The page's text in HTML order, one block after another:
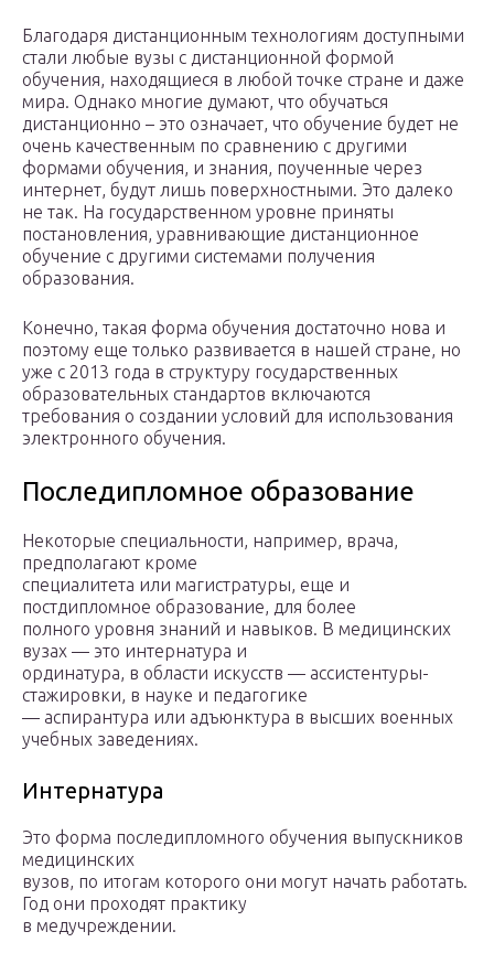
Благодаря дистанционным технологиям доступными
стали любые вузы с дистанционной формой
обучения, находящиеся в любой точке стране и даже
мира. Однако многие думают, что обучаться
дистанционно – это означает, что обучение будет не
очень качественным по сравнению с другими
формами обучения, и знания, поученные через
интернет, будут лишь поверхностными. Это далеко
не так. На государственном уровне приняты
постановления, уравнивающие дистанционное
обучение с другими системами получения
образования.
Конечно, такая форма обучения достаточно нова и
поэтому еще только развивается в нашей стране, но
уже с 2013 года в структуру государственных
образовательных стандартов включаются
требования о создании условий для использования
электронного обучения.
Последипломное образование
Некоторые специальности, например, врача,
предполагают кроме
специалитета или магистратуры, еще и
постдипломное образование, для более
полного уровня знаний и навыков. В медицинских
вузах — это интернатура и
ординатура, в области искусств — ассистентуры-
стажировки, в науке и педагогике
— аспирантура или адъюнктура в высших военных
учебных заведениях.
Интернатура
Это форма последипломного обучения выпускников
медицинских
вузов, по итогам которого они могут начать работать.
Год они проходят практику
в медучреждении.